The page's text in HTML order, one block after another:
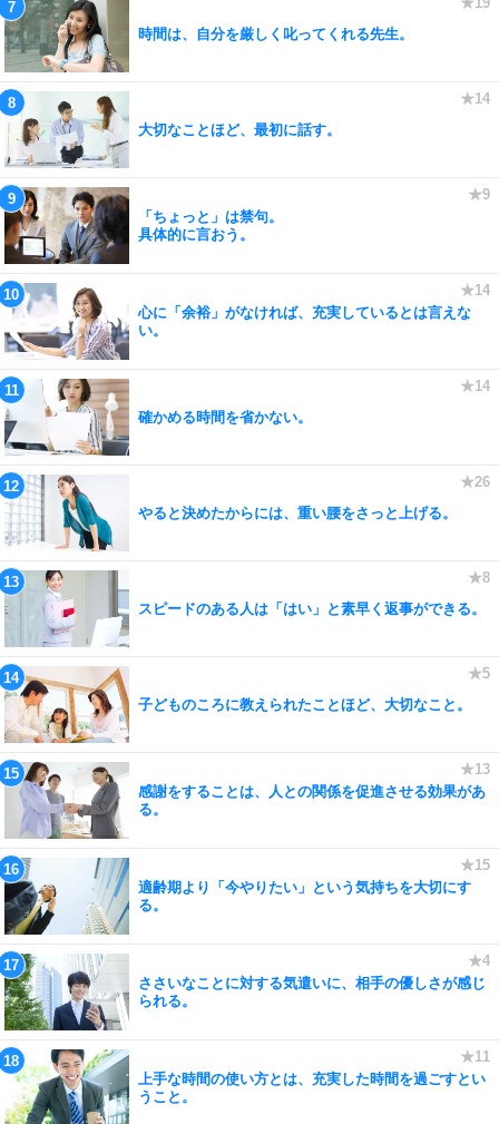
時間は、自分を厳しく叱ってくれる先生。
大切なことほど、最初に話す。
「ちょっと」は禁句。
具体的に言おう。
心に「余裕」がなければ、充実しているとは言えな
い。
確かめる時間を省かない。
やると決めたからには、重い腰をさっと上げる。
スピードのある人は「はい」と素早く返事ができる。
子どものころに教えられたことほど、大切なこと。
感謝をすることは、人との関係を促進させる効果があ
る。
適齢期より「今やりたい」という気持ちを大切にす
る。
ささいなことに対する気遣いに、相手の優しさが感じ
られる。
上手な時間の使い方とは、充実した時間を過ごすとい
うこと。